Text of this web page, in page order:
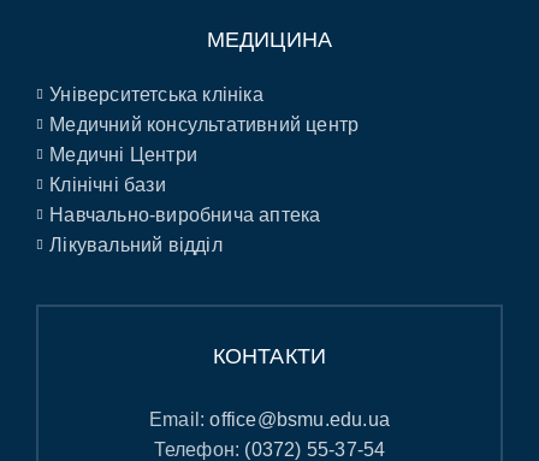
МЕДИЦИНА
Університетська клініка
Медичний консультативний центр
Медичні Центри
Клінічні бази
Навчально-виробнича аптека
Лікувальний відділ
КОНТАКТИ
Email:office@bsmu.edu.ua
Телефон: (0372) 55-37-54